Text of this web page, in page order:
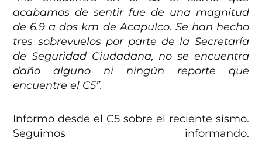
acabamos de sentir fue de una magnitud
de 6.9 a dos km de Acapulco. Se han hecho
tres sobrevuelos por parte de la Secretaría
de Seguridad Ciudadana, no se encuentra
daño alguno ni ningún reporte que
encuentre el C5”.
Informo desde el C5 sobre el reciente sismo.
Seguimos informando.